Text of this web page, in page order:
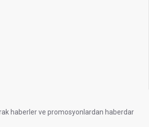
haberler ve promosyonlardan haberdar